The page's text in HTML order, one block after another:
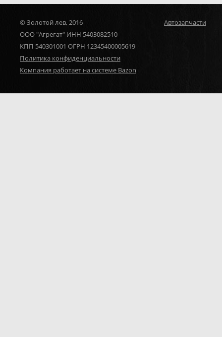
© Золотой лев, 2016
ООО "Агрегат" ИНН 5403082510
КПП 540301001 ОГРН 12345400005619
Политика конфиденциальности
Компания работает на системе Bazon
Автозапчасти